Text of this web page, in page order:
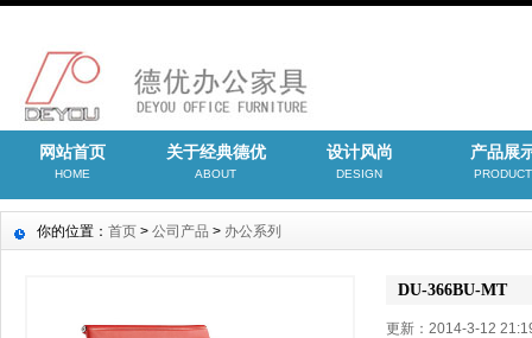
网站首页
HOME
关于经典德优
ABOUT
设计风尚
DESIGN
产品展
PRODUCT
你的位置： 首页 > 公司产品 > 办公系列
DU-366BU-MT
更新：2014-3-12